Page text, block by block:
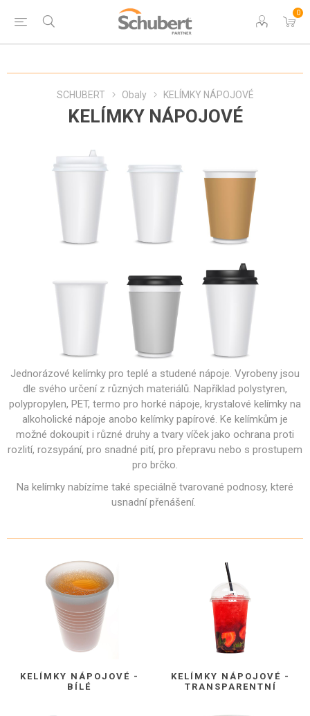
0
SCHUBERT Obaly KELÍMKY NÁPOJOVÉ
KELÍMKY NÁPOJOVÉ
Jednorázové kelímky pro teplé a studené nápoje. Vyrobeny jsou
dle svého určení z různých materiálů. Například polystyren,
polypropylen, PET, termo pro horké nápoje, krystalové kelímky na
alkoholické nápoje anobo kelímky papírové. Ke kelímkům je
možné dokoupit i různé druhy a tvary víček jako ochrana proti
rozlití, rozsypání, pro snadné pití, pro přepravu nebo s prostupem
pro brčko.
Na kelímky nabízíme také speciálně tvarované podnosy, které
usnadní přenášení.
KELÍMKY NÁPOJOVÉ -
BÍLÉ
KELÍMKY NÁPOJOVÉ -
TRANSPARENTNÍ